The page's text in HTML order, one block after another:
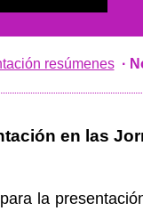
resúmenes·
en las
la